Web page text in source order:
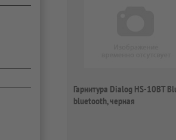
Гарнитура Dialog HS-10BT
bluetooth, черная